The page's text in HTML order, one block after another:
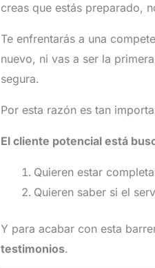
creas que estás preparado,
Te enfrentarás a una
nuevo, ni vas a ser la
segura.
Por esta razón es tan
El cliente potencial está
Quieren estar
Quieren saber si el
Y para acabar con esta
testimonios.